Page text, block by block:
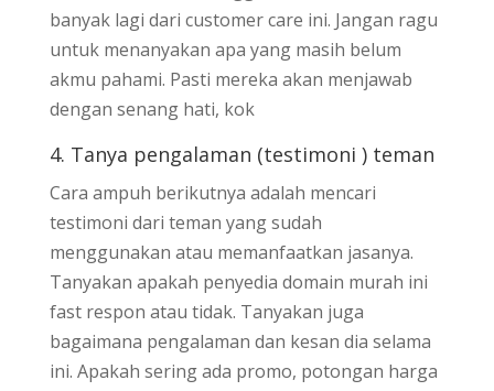
banyak lagi dari customer care ini. Jangan ragu
untuk menanyakan apa yang masih belum
akmu pahami. Pasti mereka akan menjawab
dengan senang hati, kok
4. Tanya pengalaman (testimoni ) teman
Cara ampuh berikutnya adalah mencari
testimoni dari teman yang sudah
menggunakan atau memanfaatkan jasanya.
Tanyakan apakah penyedia domain murah ini
fast respon atau tidak. Tanyakan juga
bagaimana pengalaman dan kesan dia selama
ini. Apakah sering ada promo, potongan harga